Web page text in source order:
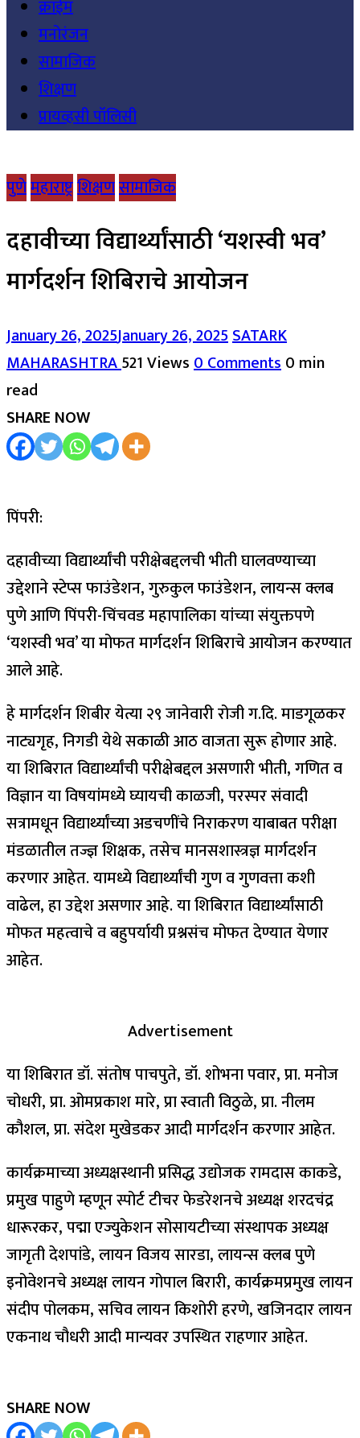
क्राईम
मनोरंजन
सामाजिक
शिक्षण
प्रायव्हसी पॉलिसी
पुणेमहाराष्ट्रशिक्षणसामाजिक
दहावीच्या विद्यार्थ्यांसाठी ‘यशस्वी भव’
मार्गदर्शन शिबिराचे आयोजन
January 26, 2025January 26, 2025SATARK
MAHARASHTRA521 Views0 Comments0 min
read
SHARE NOW
पिंपरी:
दहावीच्या विद्यार्थ्यांची परीक्षेबद्दलची भीती घालवण्याच्या
उद्देशाने स्टेप्स फाउंडेशन, गुरुकुल फाउंडेशन, लायन्स क्लब
पुणे आणि पिंपरी-चिंचवड महापालिका यांच्या संयुक्तपणे
‘यशस्वी भव’ या मोफत मार्गदर्शन शिबिराचे आयोजन करण्यात
आले आहे.
हे मार्गदर्शन शिबीर येत्या २९ जानेवारी रोजी ग.दि. माडगूळकर
नाट्यगृह, निगडी येथे सकाळी आठ वाजता सुरू होणार आहे.
या शिबिरात विद्यार्थ्यांची परीक्षेबद्दल असणारी भीती, गणित व
विज्ञान या विषयांमध्ये घ्यायची काळजी, परस्पर संवादी
सत्रामधून विद्यार्थ्यांच्या अडचणींचे निराकरण याबाबत परीक्षा
मंडळातील तज्ज्ञ शिक्षक, तसेच मानसशास्त्रज्ञ मार्गदर्शन
करणार आहेत. यामध्ये विद्यार्थ्यांची गुण व गुणवत्ता कशी
वाढेल, हा उद्देश असणार आहे. या शिबिरात विद्यार्थ्यांसाठी
मोफत महत्वाचे व बहुपर्यायी प्रश्नसंच मोफत देण्यात येणार
आहेत.
Advertisement
या शिबिरात डॉ. संतोष पाचपुते, डॉ. शोभना पवार, प्रा. मनोज
चोधरी, प्रा. ओमप्रकाश मारे, प्रा स्वाती विठुळे, प्रा. नीलम
कौशल, प्रा. संदेश मुखेडकर आदी मार्गदर्शन करणार आहेत.
कार्यक्रमाच्या अध्यक्षस्थानी प्रसिद्ध उद्योजक रामदास काकडे,
प्रमुख पाहुणे म्हणून स्पोर्ट टीचर फेडरेशनचे अध्यक्ष शरदचंद्र
धारूरकर, पद्मा एज्युकेशन सोसायटीच्या संस्थापक अध्यक्ष
जागृती देशपांडे, लायन विजय सारडा, लायन्स क्लब पुणे
इनोवेशनचे अध्यक्ष लायन गोपाल बिरारी, कार्यक्रमप्रमुख लायन
संदीप पोलकम, सचिव लायन किशोरी हरणे, खजिनदार लायन
एकनाथ चौधरी आदी मान्यवर उपस्थित राहणार आहेत.
SHARE NOW